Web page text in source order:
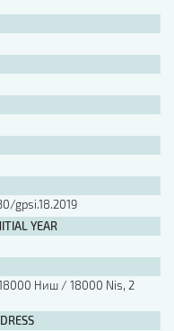
[B5, ћир]
[B5, лат]
[B5, енг]
gpsi.18.2019
YEAR
Ниш / 18000 Nis, 2